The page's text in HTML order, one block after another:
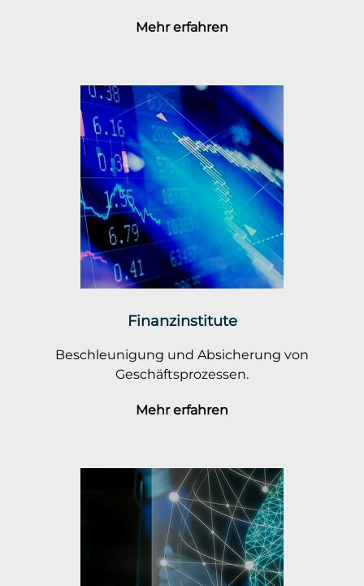
Mehr erfahren
Finanzinstitute
Beschleunigung und Absicherung von
Geschäftsprozessen.
Mehr erfahren